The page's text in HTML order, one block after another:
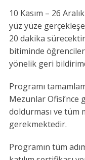
10 Kasım – 26
yüz yüze
20 dakika
bitiminde
yönelik geri
Programı
Mezunlar Ofisi’nce
doldurması ve tüm
gerekmektedir.
Programın tüm